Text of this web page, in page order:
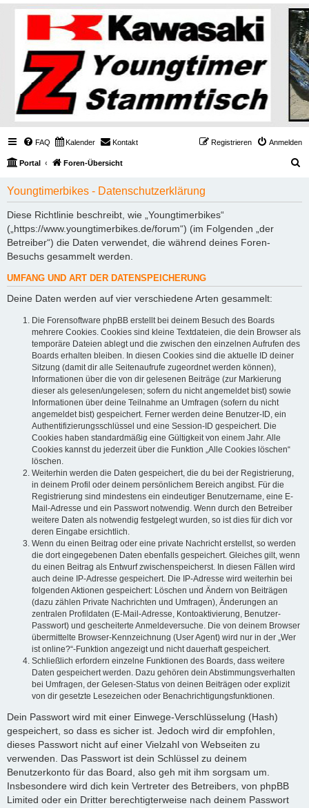
FAQ Kalender Kontakt Anmelden
Registrieren
Portal Foren-Übersicht
Youngtimerbikes - Datenschutzerklärung
Diese Richtlinie beschreibt, wie „Youngtimerbikes“
(„https://www.youngtimerbikes.de/forum“) (im Folgenden „der
Betreiber“) die Daten verwendet, die während deines Foren-
Besuchs gesammelt werden.
UMFANG UND ART DER DATENSPEICHERUNG
Deine Daten werden auf vier verschiedene Arten gesammelt:
Die Forensoftware phpBB erstellt bei deinem Besuch des Boards
mehrere Cookies. Cookies sind kleine Textdateien, die dein Browser als
temporäre Dateien ablegt und die zwischen den einzelnen Aufrufen des
Boards erhalten bleiben. In diesen Cookies sind die aktuelle ID deiner
Sitzung (damit dir alle Seitenaufrufe zugeordnet werden können),
Informationen über die von dir gelesenen Beiträge (zur Markierung
dieser als gelesen/ungelesen; sofern du nicht angemeldet bist) sowie
Informationen über deine Teilnahme an Umfragen (sofern du nicht
angemeldet bist) gespeichert. Ferner werden deine Benutzer-ID, ein
Authentifizierungsschlüssel und eine Session-ID gespeichert. Die
Cookies haben standardmäßig eine Gültigkeit von einem Jahr. Alle
Cookies kannst du jederzeit über die Funktion „Alle Cookies löschen“
löschen.
Weiterhin werden die Daten gespeichert, die du bei der Registrierung,
in deinem Profil oder deinem persönlichem Bereich angibst. Für die
Registrierung sind mindestens ein eindeutiger Benutzername, eine E-
Mail-Adresse und ein Passwort notwendig. Wenn durch den Betreiber
weitere Daten als notwendig festgelegt wurden, so ist dies für dich vor
deren Eingabe ersichtlich.
Wenn du einen Beitrag oder eine private Nachricht erstellst, so werden
die dort eingegebenen Daten ebenfalls gespeichert. Gleiches gilt, wenn
du einen Beitrag als Entwurf zwischenspeicherst. In diesen Fällen wird
auch deine IP-Adresse gespeichert. Die IP-Adresse wird weiterhin bei
folgenden Aktionen gespeichert: Löschen und Ändern von Beiträgen
(dazu zählen Private Nachrichten und Umfragen), Änderungen an
zentralen Profildaten (E-Mail-Adresse, Kontoaktivierung, Benutzer-
Passwort) und gescheiterte Anmeldeversuche. Die von deinem Browser
übermittelte Browser-Kennzeichnung (User Agent) wird nur in der „Wer
ist online?“-Funktion angezeigt und nicht dauerhaft gespeichert.
Schließlich erfordern einzelne Funktionen des Boards, dass weitere
Daten gespeichert werden. Dazu gehören dein Abstimmungsverhalten
bei Umfragen, der Gelesen-Status von deinen Beiträgen oder explizit
von dir gesetzte Lesezeichen oder Benachrichtigungsfunktionen.
Dein Passwort wird mit einer Einwege-Verschlüsselung (Hash)
gespeichert, so dass es sicher ist. Jedoch wird dir empfohlen,
dieses Passwort nicht auf einer Vielzahl von Webseiten zu
verwenden. Das Passwort ist dein Schlüssel zu deinem
Benutzerkonto für das Board, also geh mit ihm sorgsam um.
Insbesondere wird dich kein Vertreter des Betreibers, von phpBB
Limited oder ein Dritter berechtigterweise nach deinem Passwort